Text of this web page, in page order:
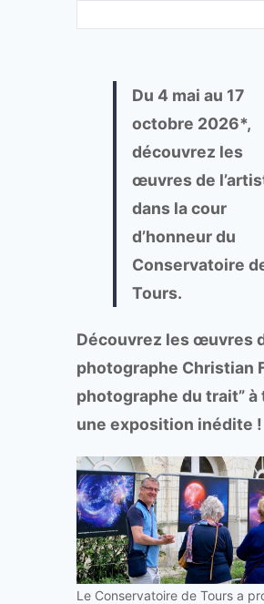
Du 4 mai au 17
octobre 2026*,
découvrez les
œuvres de
dans la cour
d’honneur du
Conservatoire
Tours.
Découvrez les œuvres
photographe Christian
photographe du trait” à
une exposition inédite !
Le Conservatoire de Tours a